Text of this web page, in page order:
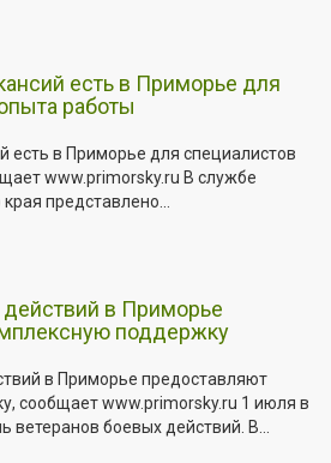
есть в Приморье для
работы
есть в Приморье для специалистов
www.primorsky.ru В службе
представлено...
в Приморье
поддержку
в Приморье предоставляют
сообщает www.primorsky.ru 1 июля в
ветеранов боевых действий. В...